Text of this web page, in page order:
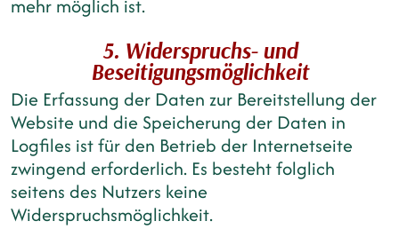
mehr möglich ist.
5. Widerspruchs- und
Beseitigungsmöglichkeit
Die Erfassung der Daten zur Bereitstellung der
Website und die Speicherung der Daten in
Logfiles ist für den Betrieb der Internetseite
zwingend erforderlich. Es besteht folglich
seitens des Nutzers keine
Widerspruchsmöglichkeit.